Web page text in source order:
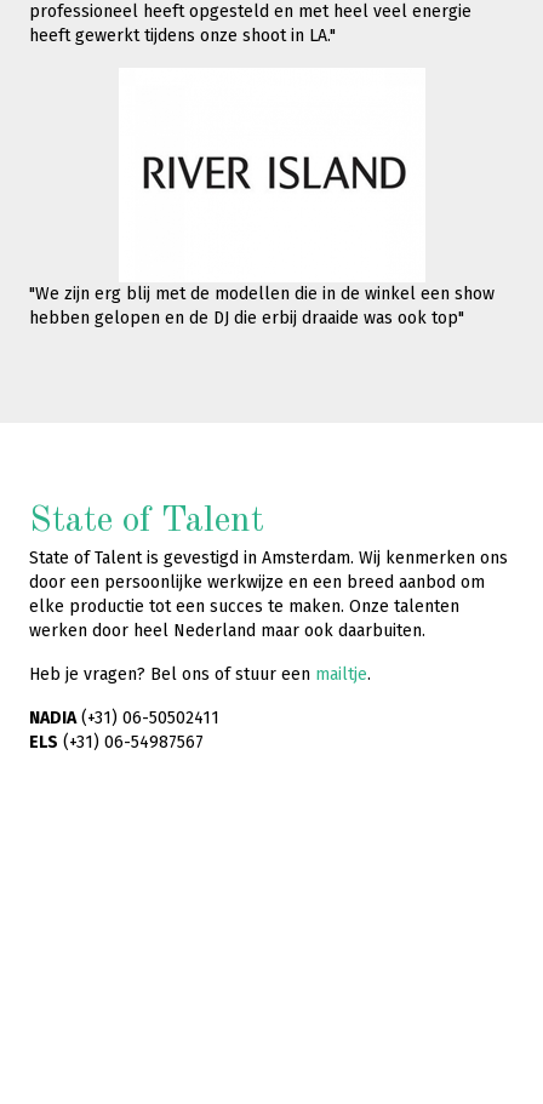
professioneel heeft opgesteld en met heel veel energie
heeft gewerkt tijdens onze shoot in LA."
"We zijn erg blij met de modellen die in de winkel een show
hebben gelopen en de DJ die erbij draaide was ook top"
State of Talent
State of Talent is gevestigd in Amsterdam. Wij kenmerken ons
door een persoonlijke werkwijze en een breed aanbod om
elke productie tot een succes te maken. Onze talenten
werken door heel Nederland maar ook daarbuiten.
Heb je vragen? Bel ons of stuur een mailtje.
NADIA(+31) 06-50502411
ELS (+31) 06-54987567